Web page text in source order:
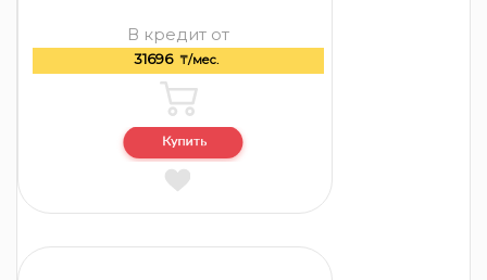
В кредит от
31696 ₸/мес.